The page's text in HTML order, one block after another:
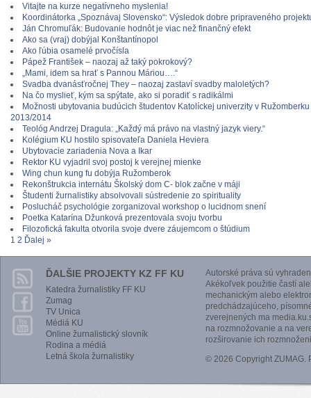
Vitajte na kurze negatívneho myslenia!
Koordinátorka „Spoznávaj Slovensko“: Výsledok dobre pripraveného
Ján Chromuľák: Budovanie hodnôt je viac než finančný efekt
Ako sa (vraj) dobýjal Konštantínopol
Ako ľúbia osamelé prvočísla
Pápež František – naozaj až taký pokrokový?
„Mami, idem sa hrať s Pannou Máriou….“
Svadba dvanásťročnej They – naozaj zastaví svadby maloletých?
Na čo myslieť, kým sa spýtate, ako si poradiť s radikálmi
Možnosti ubytovania budúcich študentov Katolíckej univerzity v
2013/2014
Teológ Andrzej Dragula: „Každý má právo na vlastný jazyk viery.“
Kolégium KU hostilo spisovateľa Daniela Heviera
Ubytovacie zariadenia Nova a Ikar
Rektor KU vyjadril svoj postoj k verejnej mienke
Wing chun kung fu dobýja Ružomberok
Rekonštrukcia internátu Školský dom C- blok začne v máji
Študenti žurnalistiky absolvovali sústredenie zo spirituality
Poslucháč psychológie zorganizoval workshop o lucidnom snení
Poetka Katarína Džunková prezentovala svoju tvorbu
Filozofická fakulta otvorila svoje dvere záujemcom o štúdium
1 2 Ďalej »
ĎALŠIE PROJEKTY KZ FF KU
Katedra žurnalistiky FF KU
Zumag
TV Unica
Médiá KU
Online žurnalistický slovník
Rodina a médiá
Letná škola žurnalistiky
Autorské práva sú
Akékoľvek použitie častí
mechanickým alebo
predchádzajúceho,
zverejnených ma
na rozmnožovanie a na
rozširovanie ich
© 2026 Copyright ZUMAG.